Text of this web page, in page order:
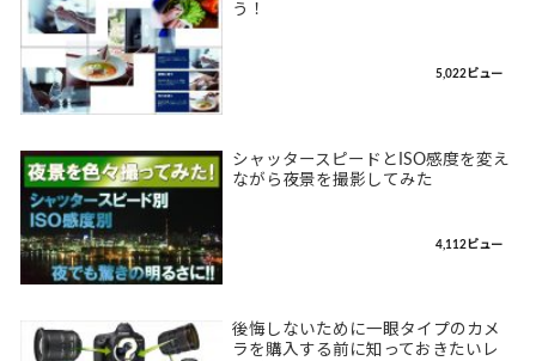
う！
5,022ビュー
シャッタースピードとISO感度を変え
ながら夜景を撮影してみた
4,112ビュー
後悔しないために一眼タイプのカメ
ラを購入する前に知っておきたいレ